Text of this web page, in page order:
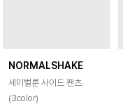
NORMALSHAKE
세미벌룬 사이드 팬츠
(3color)